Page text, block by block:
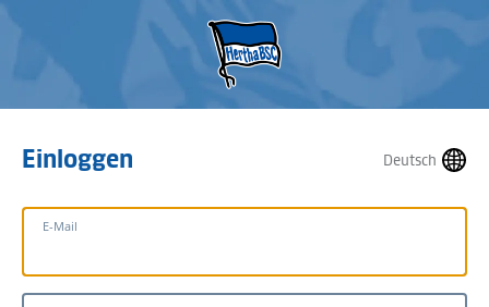
Deutsch
Einloggen
E-Mail